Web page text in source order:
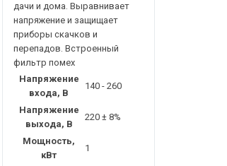
дачи и дома. Выравнивает
напряжение и защищает
приборы скачков и
перепадов. Встроенный
фильтр помех
Напряжение
входа, В
140 - 260
Напряжение
выхода, В
220 ± 8%
Мощность,
кВт
1